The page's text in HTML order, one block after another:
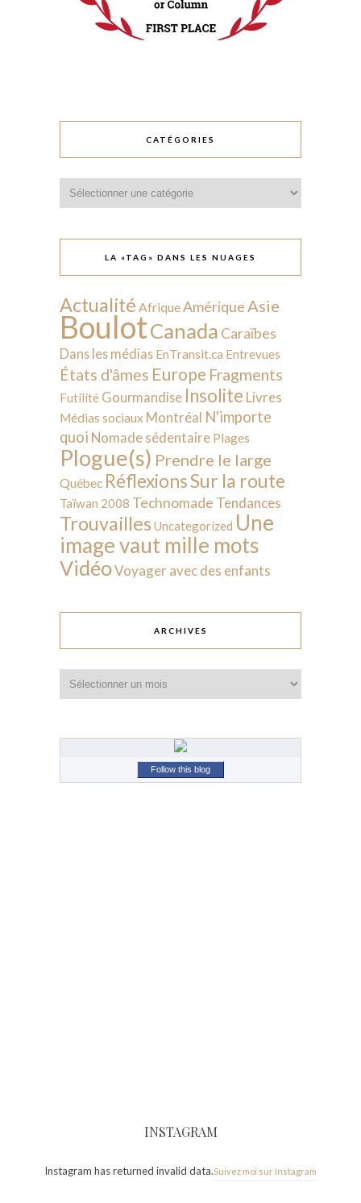
CATÉGORIES
LA «TAG» DANS LES NUAGES
Actualité AfriqueAmérique Asie
BoulotCanada Caraïbes
Dans les médias EnTransit.ca Entrevues
États d'âmes Europe Fragments
Futilité Gourmandise Insolite Livres
Médias sociaux Montréal N'importe
quoi Nomade sédentaire Plages
Plogue(s) Prendre le large
Québec RéflexionsSur la route
Taïwan 2008 Technomade Tendances
Trouvailles Uncategorized Une
image vaut mille mots
VidéoVoyager avec des enfants
ARCHIVES
Follow this blog
INSTAGRAM
Instagram has returned invalid data.Suivez moi sur Instagram